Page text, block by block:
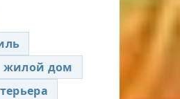
жилой дом